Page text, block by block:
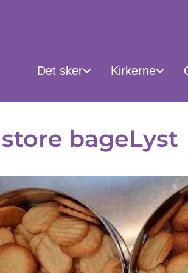
Det sker Kirkerne
bageLyst